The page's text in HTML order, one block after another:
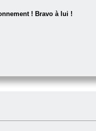
! Bravo à lui !